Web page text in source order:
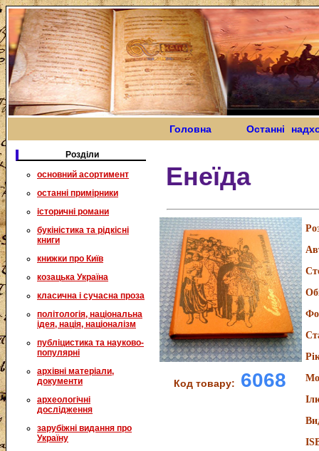
Головна Останні
Розділи
основний асортимент
останні примірники
історичні романи
букіністика та рідкісні
книги
книжки про Київ
козацька Україна
класична і сучасна проза
політологія, національна
ідея, нація, націоналізм
публіцистика та науково-
популярні
архівні матеріали,
документи
археологічні
дослідження
зарубіжні видання про
Україну
Енеїда
Код товару: 6068